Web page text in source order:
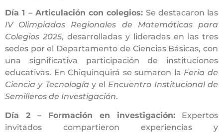
Día 1 – Articulación con colegios: Se destacaron las
IV Olimpiadas Regionales de Matemáticas para
Colegios 2025, desarrolladas y lideradas en las tres
sedes por el Departamento de Ciencias Básicas, con
una significativa participación de instituciones
educativas. En Chiquinquirá se sumaron la Feria de
Ciencia y Tecnología y el Encuentro Institucional de
Semilleros de Investigación.
Día 2 – Formación en investigación: Expertos
invitados compartieron experiencias y